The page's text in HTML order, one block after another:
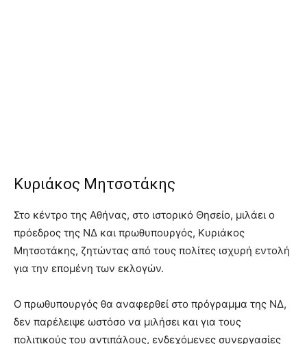
Κυριάκος Μητσοτάκης
Στο κέντρο της Αθήνας, στο ιστορικό Θησείο, μιλάει ο
πρόεδρος της ΝΔ και πρωθυπουργός, Κυριάκος
Μητσοτάκης, ζητώντας από τους πολίτες ισχυρή εντολή
για την επομένη των εκλογών.
Ο πρωθυπουργός θα αναφερθεί στο πρόγραμμα της ΝΔ,
δεν παρέλειψε ωστόσο να μιλήσει και για τους
πολιτικούς του αντιπάλους, ενδεχόμενες συνεργασίες